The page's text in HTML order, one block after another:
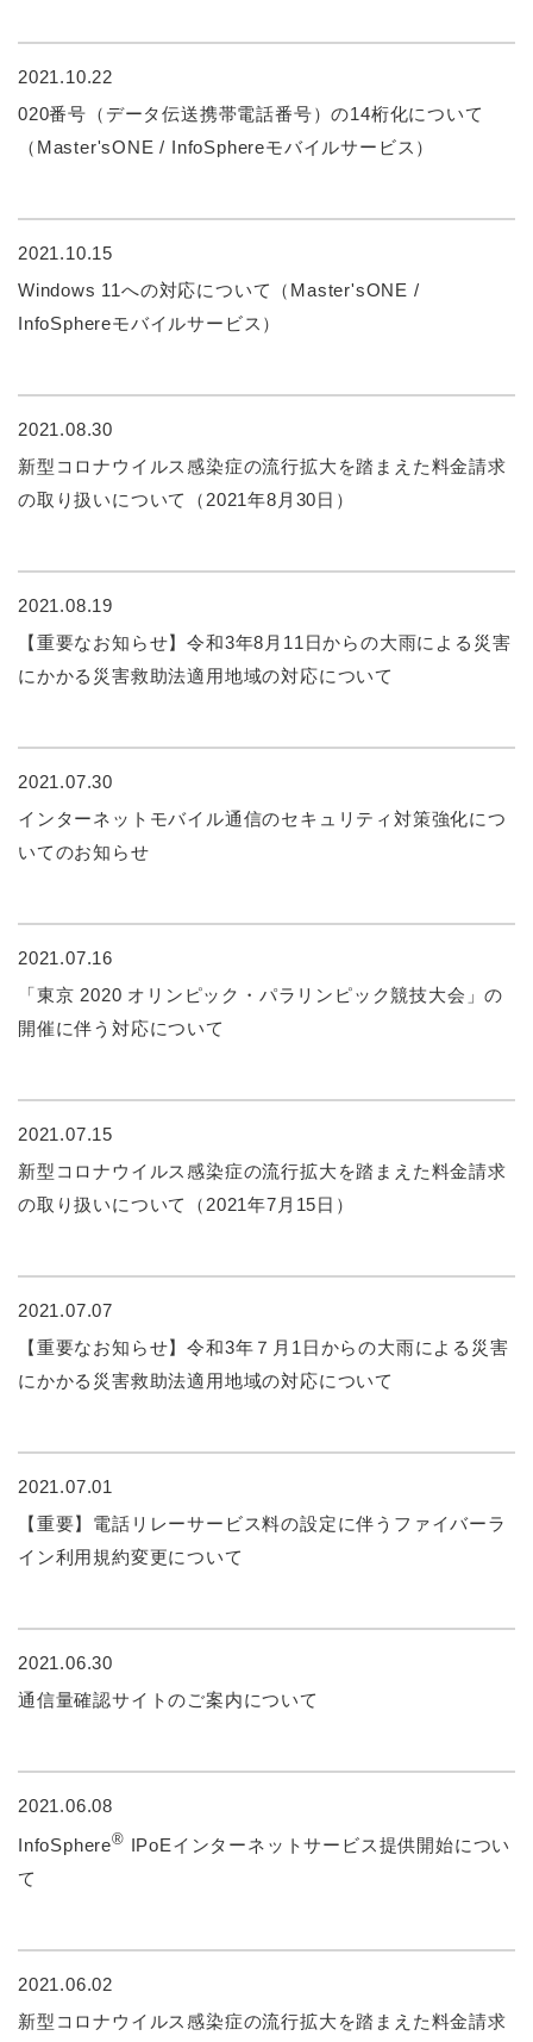
2021.10.22
020番号（データ伝送携帯電話番号）の14桁化について
（Master'sONE / InfoSphereモバイルサービス）
2021.10.15
Windows 11への対応について（Master'sONE /
InfoSphereモバイルサービス）
2021.08.30
新型コロナウイルス感染症の流行拡大を踏まえた料金請求
の取り扱いについて（2021年8月30日）
2021.08.19
【重要なお知らせ】令和3年8月11日からの大雨による災害
にかかる災害救助法適用地域の対応について
2021.07.30
インターネットモバイル通信のセキュリティ対策強化につ
いてのお知らせ
2021.07.16
「東京 2020 オリンピック・パラリンピック競技大会」の
開催に伴う対応について
2021.07.15
新型コロナウイルス感染症の流行拡大を踏まえた料金請求
の取り扱いについて（2021年7月15日）
2021.07.07
【重要なお知らせ】令和3年７月1日からの大雨による災害
にかかる災害救助法適用地域の対応について
2021.07.01
【重要】電話リレーサービス料の設定に伴うファイバーラ
イン利用規約変更について
2021.06.30
通信量確認サイトのご案内について
2021.06.08
InfoSphere® IPoEインターネットサービス提供開始につい
て
2021.06.02
新型コロナウイルス感染症の流行拡大を踏まえた料金請求